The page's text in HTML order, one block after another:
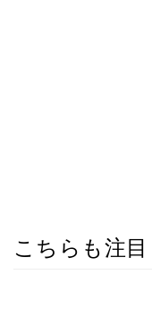
こちらも注目